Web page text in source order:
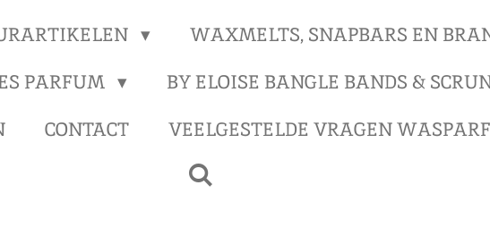
WAXMELTS, SNAPBARS EN
PARFUM
BY ELOISE BANGLE BANDS &
CONTACT VEELGESTELDE VRAGEN